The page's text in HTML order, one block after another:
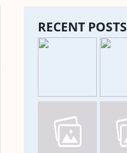
RECENT POSTS